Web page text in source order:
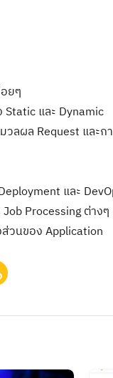
ยๆ
Static และ Dynamic
วลผล Request และ
และ
Job Processing ต่างๆ
ส่วนของ Application